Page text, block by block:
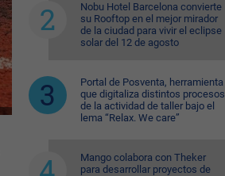
Nobu Hotel Barcelona convierte
su Rooftop en el mejor mirador
de la ciudad para vivir el eclipse
solar del 12 de agosto
Portal de Posventa, herramienta
que digitaliza distintos procesos
de la actividad de taller bajo el
lema “Relax. We care”
Mango colabora con Theker
para desarrollar proyectos de